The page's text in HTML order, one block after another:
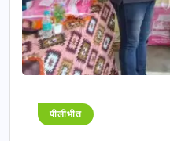
पीलीभीत